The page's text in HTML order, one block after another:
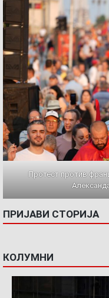
Протест против
ПРИЈАВИ СТОРИЈА
КОЛУМНИ